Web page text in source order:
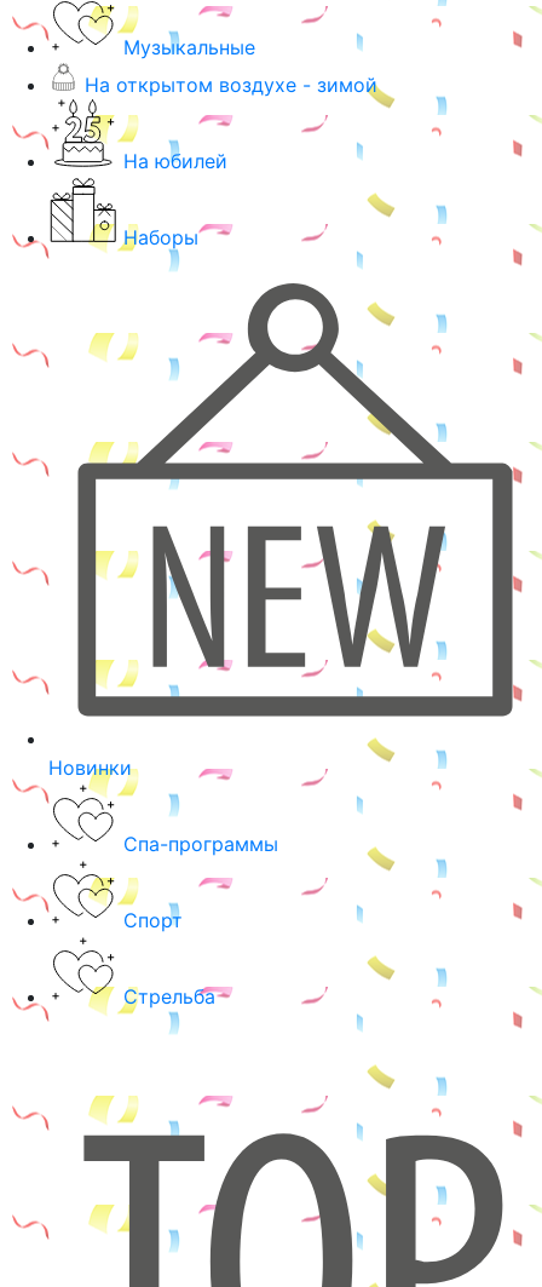
Музыкальные
На открытом воздухе - зимой
На юбилей
Наборы
Новинки
Спа-программы
Спорт
Стрельба